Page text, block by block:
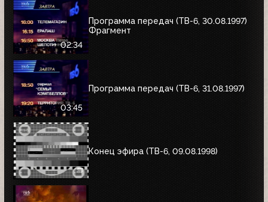
02:34
Программа передач (ТВ-6, 30.08.1997)
Фрагмент
03:45
Программа передач (ТВ-6, 31.08.1997)
Конец эфира (ТВ-6, 09.08.1998)